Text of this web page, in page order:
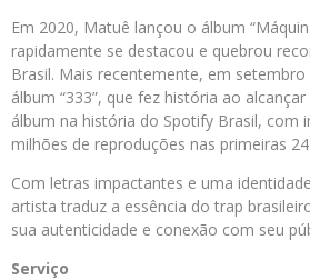
Em 2020, Matuê lançou o álbum
rapidamente se destacou e quebrou
Brasil. Mais recentemente, em
álbum “333”, que fez história ao
álbum na história do Spotify Brasil, com
milhões de reproduções nas primeiras
Com letras impactantes e uma
artista traduz a essência do trap
sua autenticidade e conexão com seu
Serviço